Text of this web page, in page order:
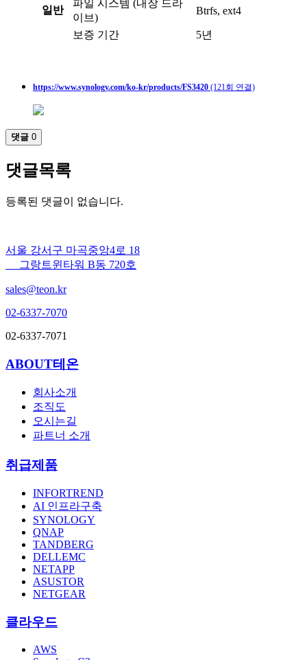
일반
파일 시스템 (내장 드라
이브)
Btrfs, ext4
보증 기간 5년
https://www.synology.com/ko-kr/products/FS3420 (121회 연결)
댓글 0
댓글목록
등록된 댓글이 없습니다.
서울 강서구 마곡중앙4로 18
그랑트윈타워 B동 720호
sales@teon.kr
02-6337-7070
02-6337-7071
ABOUT테온
회사소개
조직도
오시는길
파트너 소개
취급제품
INFORTREND
AI 인프라구축
SYNOLOGY
QNAP
TANDBERG
DELLEMC
NETAPP
ASUSTOR
NETGEAR
클라우드
AWS